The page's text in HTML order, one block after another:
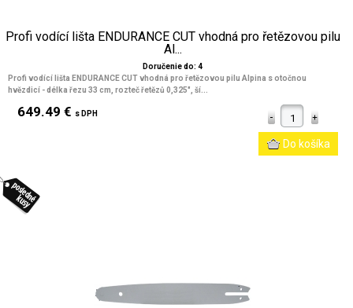
Profi vodící lišta ENDURANCE CUT vhodná pro řetězovou pilu
Al...
Doručenie do: 4
Profi vodící lišta ENDURANCE CUT vhodná pro řetězovou pilu Alpina s otočnou
hvězdicí - délka řezu 33 cm, rozteč řetězů 0,325", ší...
649.49 € s DPH